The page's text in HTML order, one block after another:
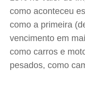
como aconteceu
como a primeira
vencimento em
como carros e
pesados, como